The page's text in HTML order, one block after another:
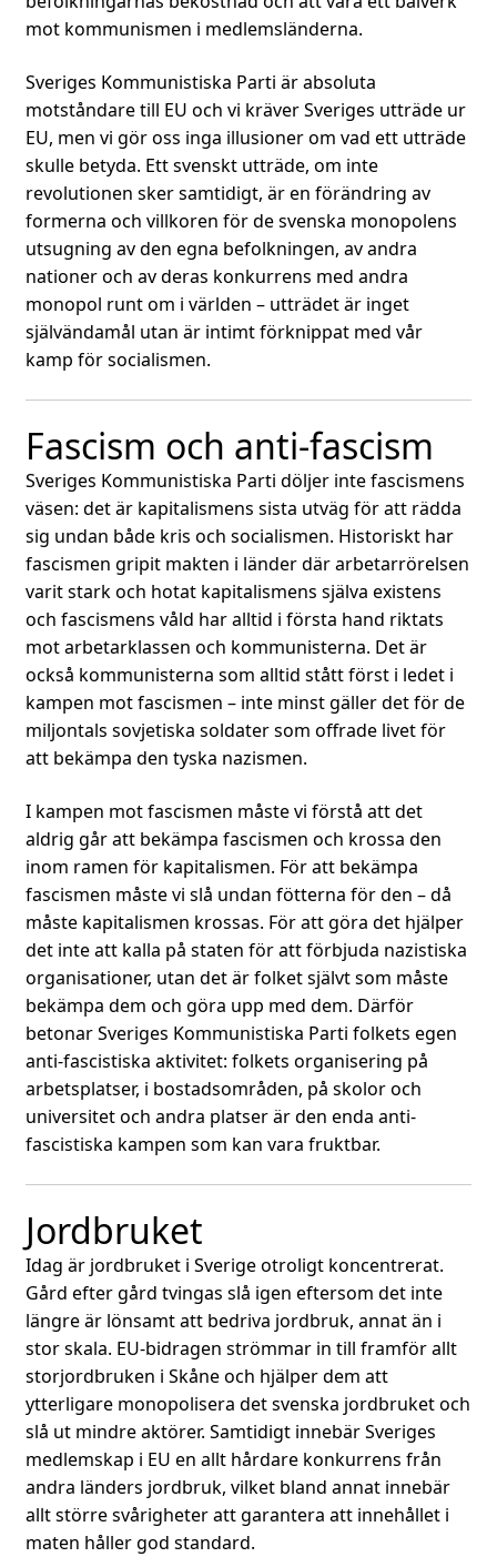
mot kommunismen i medlemsländerna.
Sveriges Kommunistiska Parti är absoluta
motståndare till EU och vi kräver Sveriges utträde ur
EU, men vi gör oss inga illusioner om vad ett utträde
skulle betyda. Ett svenskt utträde, om inte
revolutionen sker samtidigt, är en förändring av
formerna och villkoren för de svenska monopolens
utsugning av den egna befolkningen, av andra
nationer och av deras konkurrens med andra
monopol runt om i världen – utträdet är inget
självändamål utan är intimt förknippat med vår
kamp för socialismen.
Fascism och anti-fascism
Sveriges Kommunistiska Parti döljer inte fascismens
väsen: det är kapitalismens sista utväg för att rädda
sig undan både kris och socialismen. Historiskt har
fascismen gripit makten i länder där arbetarrörelsen
varit stark och hotat kapitalismens själva existens
och fascismens våld har alltid i första hand riktats
mot arbetarklassen och kommunisterna. Det är
också kommunisterna som alltid stått först i ledet i
kampen mot fascismen – inte minst gäller det för de
miljontals sovjetiska soldater som offrade livet för
att bekämpa den tyska nazismen.
I kampen mot fascismen måste vi förstå att det
aldrig går att bekämpa fascismen och krossa den
inom ramen för kapitalismen. För att bekämpa
fascismen måste vi slå undan fötterna för den – då
måste kapitalismen krossas. För att göra det hjälper
det inte att kalla på staten för att förbjuda nazistiska
organisationer, utan det är folket självt som måste
bekämpa dem och göra upp med dem. Därför
betonar Sveriges Kommunistiska Parti folkets egen
anti-fascistiska aktivitet: folkets organisering på
arbetsplatser, i bostadsområden, på skolor och
universitet och andra platser är den enda anti-
fascistiska kampen som kan vara fruktbar.
Jordbruket
Idag är jordbruket i Sverige otroligt koncentrerat.
Gård efter gård tvingas slå igen eftersom det inte
längre är lönsamt att bedriva jordbruk, annat än i
stor skala. EU-bidragen strömmar in till framför allt
storjordbruken i Skåne och hjälper dem att
ytterligare monopolisera det svenska jordbruket och
slå ut mindre aktörer. Samtidigt innebär Sveriges
medlemskap i EU en allt hårdare konkurrens från
andra länders jordbruk, vilket bland annat innebär
allt större svårigheter att garantera att innehållet i
maten håller god standard.